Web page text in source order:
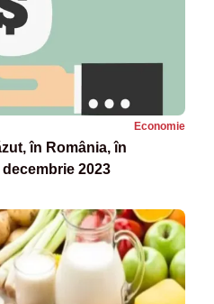
Economie
în România, în
2023